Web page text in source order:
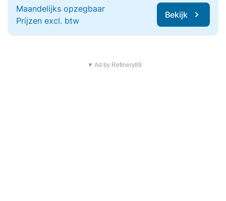
Maandelijks opzegbaar
Prijzen excl. btw
Bekijk
▼ Ad by Refinery89